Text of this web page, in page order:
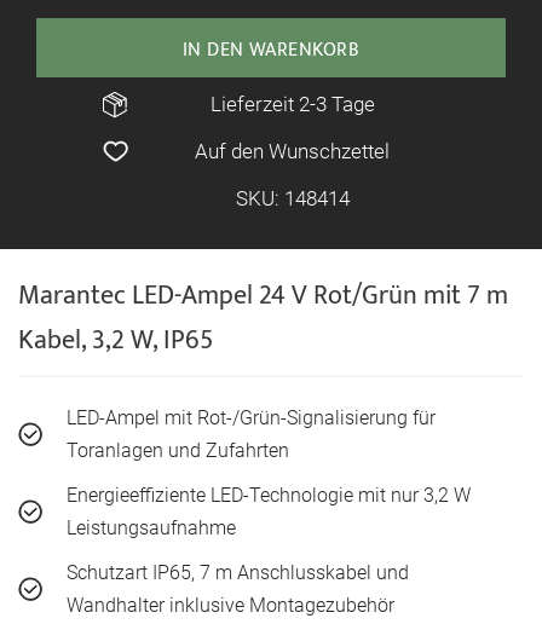
Marantec LED-Ampel 24 V Rot/Grün mit 7 m
Kabel, 3,2 W, IP65
IN DEN WARENKORB
Lieferzeit 2-3 Tage
Auf den Wunschzettel
SKU: 148414
LED-Ampel mit Rot-/Grün-Signalisierung für
Toranlagen und Zufahrten
Energieeffiziente LED-Technologie mit nur 3,2 W
Leistungsaufnahme
Schutzart IP65, 7 m Anschlusskabel und
Wandhalter inklusive Montagezubehör